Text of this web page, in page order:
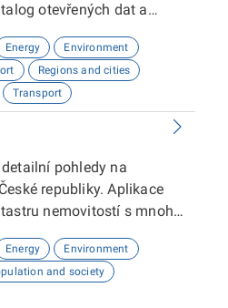
otevřených dat a
data o Praze.
platforma bude užitečná!
Energy
Environment
Regions and cities
Transport
pohledy na
republiky. Aplikace
nemovitostí s mnoha
sítě, územní
Slouží zejména
a profesionálům v
Energy
Environment
and society